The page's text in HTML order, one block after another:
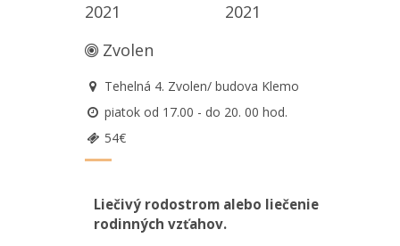
2021
2021
Zvolen
Tehelná 4. Zvolen/ budova Klemo
piatok od 17.00 - do 20. 00 hod.
54€
Liečivý rodostrom alebo liečenie
rodinných vzťahov.